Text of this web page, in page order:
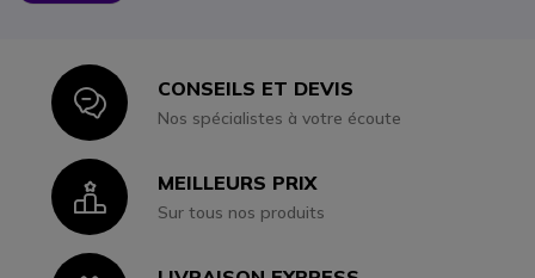
IconCONSEILS ET DEVIS
Nos spécialistes à votre écoute
IconMEILLEURS PRIX
Sur tous nos produits